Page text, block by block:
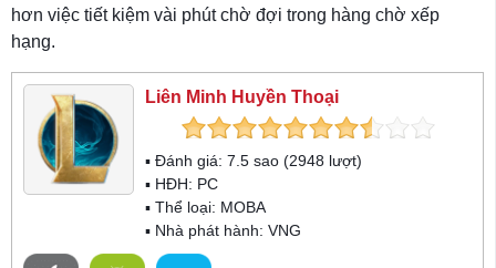
hơn việc tiết kiệm vài phút chờ đợi trong hàng chờ xếp
hạng.
Liên Minh Huyền Thoại
▪ Đánh giá: 7.5 sao (2948 lượt)
▪ HĐH: PC
▪ Thể loại: MOBA
▪ Nhà phát hành: VNG